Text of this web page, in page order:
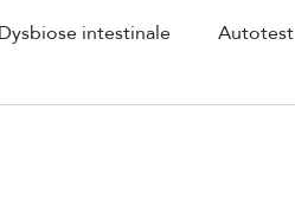
Dysbiose intestinale Autotest